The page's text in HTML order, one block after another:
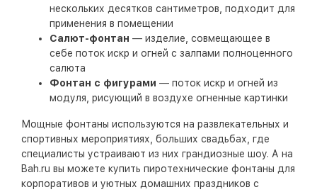
нескольких десятков сантиметров, подходит для
применения в помещении
Салют-фонтан — изделие, совмещающее в
себе поток искр и огней с залпами полноценного
салюта
Фонтан с фигурами — поток искр и огней из
модуля, рисующий в воздухе огненные картинки
Мощные фонтаны используются на развлекательных и
спортивных мероприятиях, больших свадьбах, где
специалисты устраивают из них грандиозные шоу. А на
Bah.ru вы можете купить пиротехнические фонтаны для
корпоративов и уютных домашних праздников с